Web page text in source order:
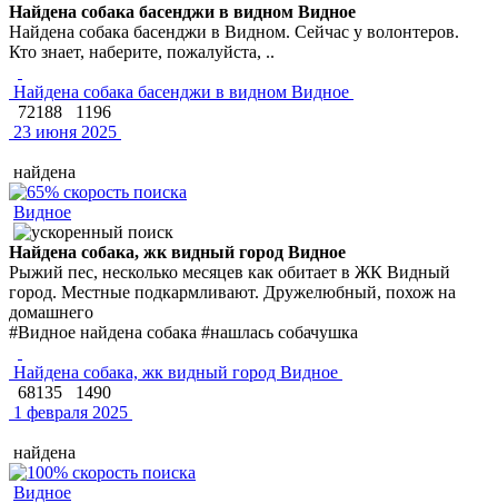
Найдена собака басенджи в видном Видное
Найдена собака басенджи в Видном. Сейчас у волонтеров.
Кто знает, наберите, пожалуйста, ..
Найдена собака басенджи в видном Видное
72188
1196
23 июня 2025
найдена
Видное
Найдена собака, жк видный город Видное
Рыжий пес, несколько месяцев как обитает в ЖК Видный
город. Местные подкармливают. Дружелюбный, похож на
домашнего
#Видное найдена собака #нашлась собачушка
Найдена собака, жк видный город Видное
68135
1490
1 февраля 2025
найдена
Видное